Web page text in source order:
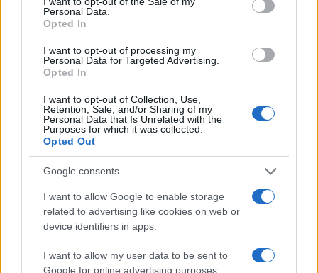
Personal Data.
Opted In
I want to opt-out of processing my
Personal Data for Targeted Advertising.
Opted In
I want to opt-out of Collection, Use,
Retention, Sale, and/or Sharing of my
Personal Data that Is Unrelated with the
Purposes for which it was collected.
Opted Out
Google consents
I want to allow Google to enable storage
related to advertising like cookies on web or
device identifiers in apps.
I want to allow my user data to be sent to
Google for online advertising purposes.
“Orgoglio e discrezione per visita privata̶…
Incendio nella notte a Olbia, a fuoco due furgoni
A fuoco un deposito con bombole, intervento dei
vigili del fuoco a Rudalza
Ristorante distrutto dalle fiamme a La
Le previsioni meteo per il weekend a Olbia e in